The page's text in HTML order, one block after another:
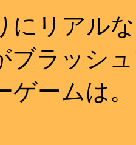
にリアル
ブラッシ
ームは。